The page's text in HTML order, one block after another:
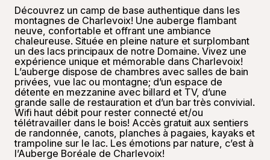
Découvrez un camp de base authentique dans les
montagnes de Charlevoix! Une auberge flambant
neuve, confortable et offrant une ambiance
chaleureuse. Située en pleine nature et surplombant
un des lacs principaux de notre Domaine. Vivez une
expérience unique et mémorable dans Charlevoix!
L’auberge dispose de chambres avec salles de bain
privées, vue lac ou montagne; d’un espace de
détente en mezzanine avec billard et TV, d’une
grande salle de restauration et d’un bar très convivial.
Wifi haut débit pour rester connecté et/ou
télétravailler dans le bois! Accès gratuit aux sentiers
de randonnée, canots, planches à pagaies, kayaks et
trampoline sur le lac. Les émotions par nature, c’est à
l’Auberge Boréale de Charlevoix!